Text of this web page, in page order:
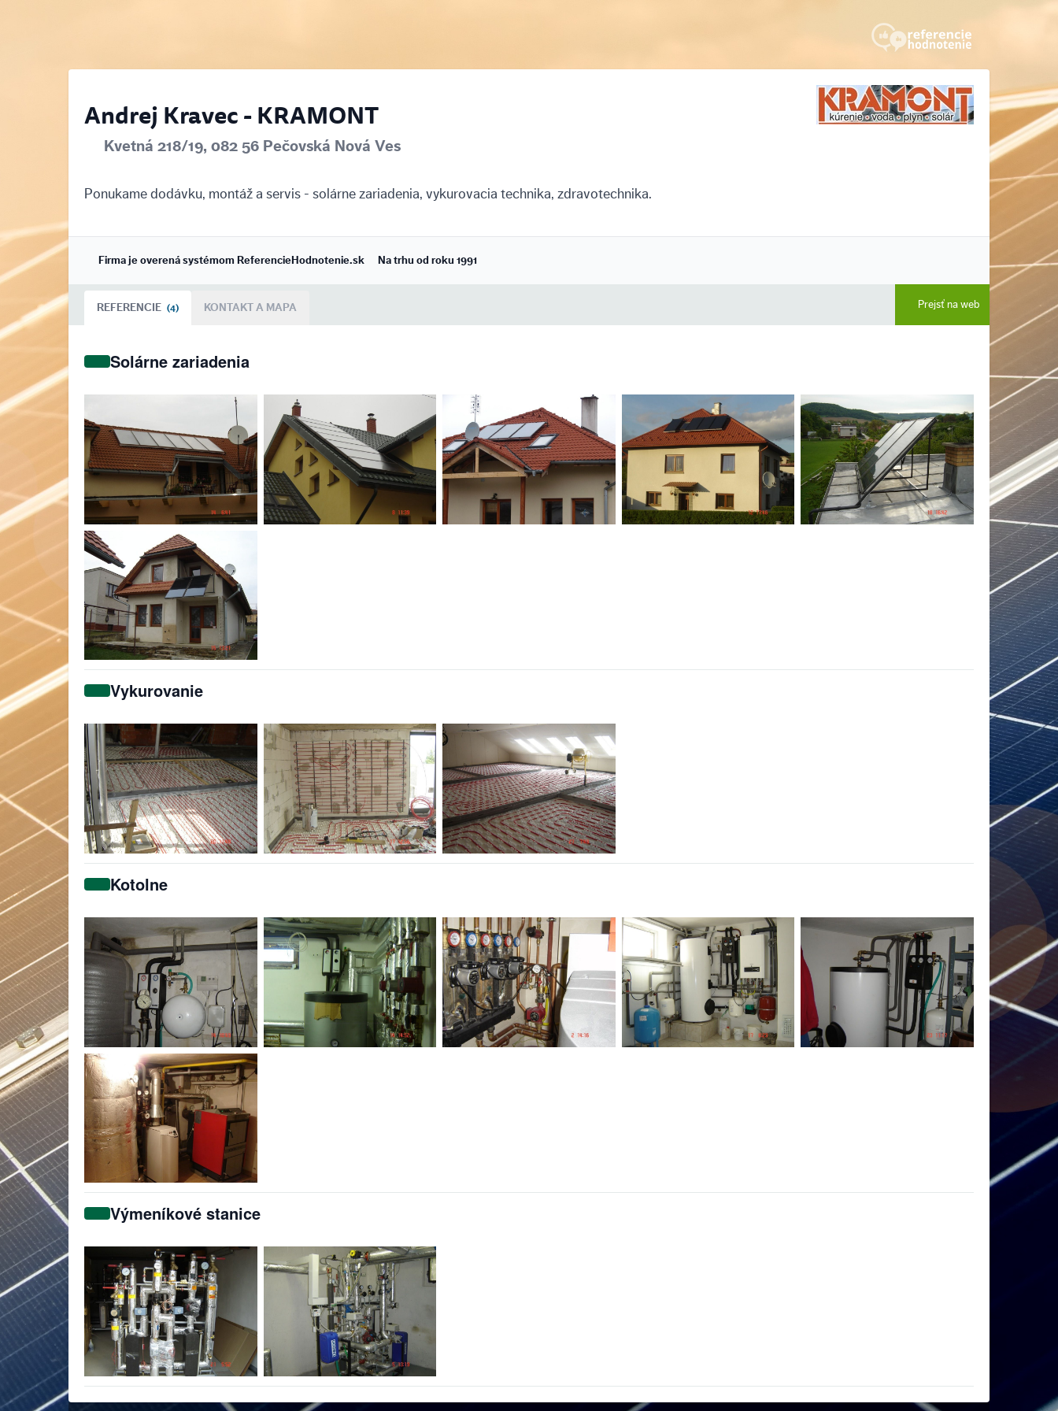
Andrej Kravec - KRAMONT
Kvetná 218/19, 082 56 Pečovská Nová Ves
Ponukame dodávku, montáž a servis - solárne zariadenia, vykurovacia technika, zdravotechnika.
Firma je overená systémom ReferencieHodnotenie.sk Na trhu od roku 1991
REFERENCIE (4) KONTAKT A MAPA Prejsť na web
Solárne zariadenia
Vykurovanie
Kotolne
Výmeníkové stanice